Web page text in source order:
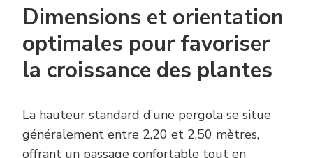
Dimensions et orientation
optimales pour favoriser
la croissance des plantes
La hauteur standard d’une pergola se situe
généralement entre 2,20 et 2,50 mètres,
offrant un passage confortable tout en